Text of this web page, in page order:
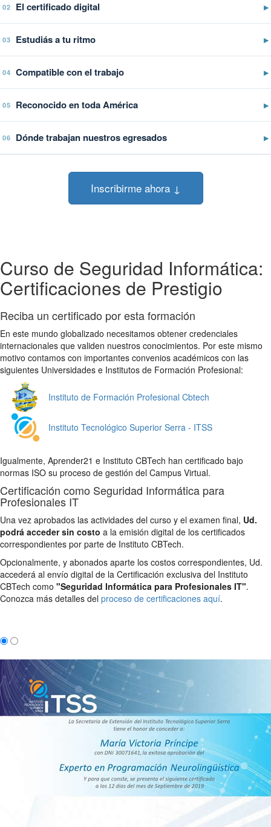
02 El certificado digital ▶
03 Estudiás a tu ritmo ▶
04 Compatible con el trabajo ▶
05 Reconocido en toda América ▶
06 Dónde trabajan nuestros egresados ▶
Inscribirme ahora ↓
Curso de Seguridad Informática:
Certificaciones de Prestigio
Reciba un certificado por esta formación
En este mundo globalizado necesitamos obtener credenciales
internacionales que validen nuestros conocimientos. Por este mismo
motivo contamos con importantes convenios académicos con las
siguientes Universidades e Institutos de Formación Profesional:
Instituto de Formación Profesional Cbtech
Instituto Tecnológico Superior Serra - ITSS
Igualmente, Aprender21 e Instituto CBTech han certificado bajo
normas ISO su proceso de gestión del Campus Virtual.
Certificación como Seguridad Informática para
Profesionales IT
Una vez aprobados las actividades del curso y el examen final, Ud.
podrá acceder sin costo a la emisión digital de los certificados
correspondientes por parte de Instituto CBTech.
Opcionalmente, y abonados aparte los costos correspondientes, Ud.
accederá al envío digital de la Certificación exclusiva del Instituto
CBTech como "Seguridad Informática para Profesionales IT".
Conozca más detalles del proceso de certificaciones aquí.